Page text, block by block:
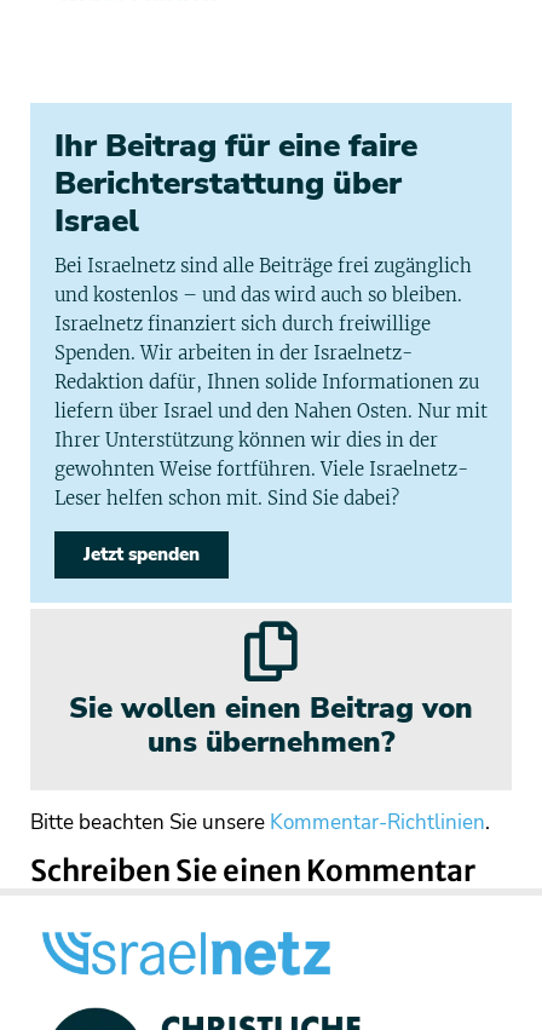
Ihr Beitrag für eine faire
Berichterstattung über
Israel
Bei Israelnetz sind alle Beiträge frei zugänglich
und kostenlos – und das wird auch so bleiben.
Israelnetz finanziert sich durch freiwillige
Spenden. Wir arbeiten in der Israelnetz-
Redaktion dafür, Ihnen solide Informationen zu
liefern über Israel und den Nahen Osten. Nur mit
Ihrer Unterstützung können wir dies in der
gewohnten Weise fortführen. Viele Israelnetz-
Leser helfen schon mit. Sind Sie dabei?
Jetzt spenden
Sie wollen einen Beitrag von
uns übernehmen?
Bitte beachten Sie unsere Kommentar-Richtlinien.
Schreiben Sie einen Kommentar